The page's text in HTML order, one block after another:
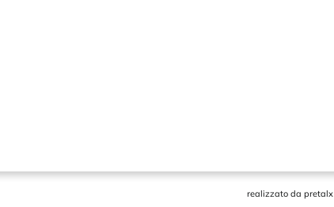
realizzato da pretalx